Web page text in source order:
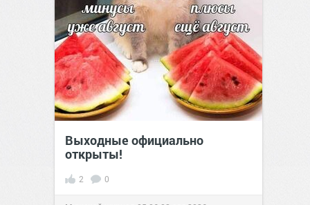
Выходные официально
открыты!
2 0